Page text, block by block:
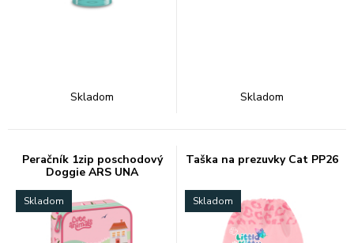
Skladom Skladom
Peračník 1zip poschodový
Doggie ARS UNA
Skladom
Taška na prezuvky Cat PP26
Skladom